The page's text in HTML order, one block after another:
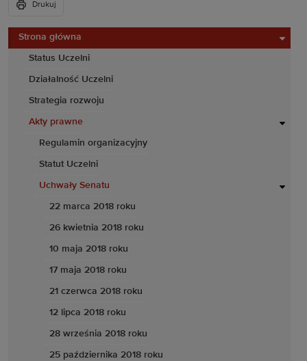
Strona główna
Status Uczelni
Działalność Uczelni
Strategia rozwoju
Akty prawne
Regulamin organizacyjny
Statut Uczelni
Uchwały Senatu
22 marca 2018 roku
26 kwietnia 2018 roku
10 maja 2018 roku
17 maja 2018 roku
21 czerwca 2018 roku
12 lipca 2018 roku
28 września 2018 roku
25 października 2018 roku
Drukuj